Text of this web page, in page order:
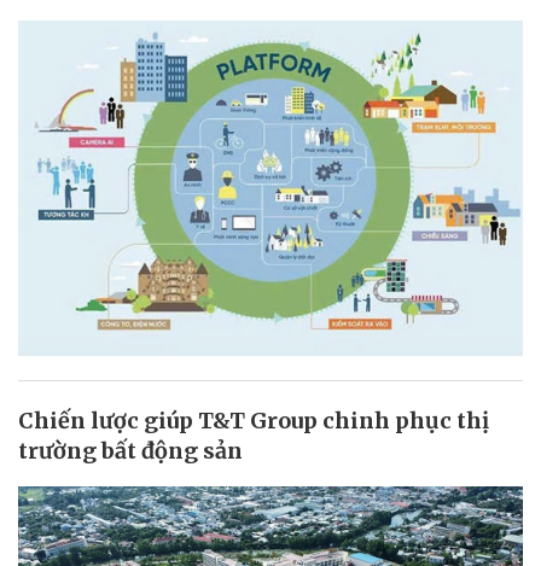
Chiến lược giúp T&T Group chinh phục thị
trường bất động sản